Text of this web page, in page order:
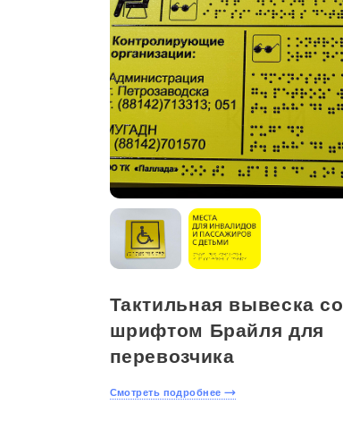
Тактильная вывеска со
шрифтом Брайля для
перевозчика
Смотреть подробнее